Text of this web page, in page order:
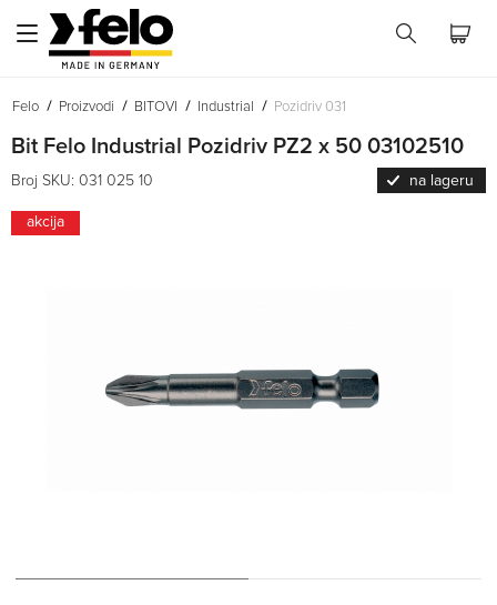
Felo Proizvodi BITOVI Industrial Pozidriv 031
Bit Felo Industrial Pozidriv PZ2 x 50 03102510
Broj SKU: 031 025 10 na lageru
akcija